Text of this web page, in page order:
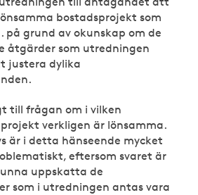
bostadsprojekt som
grund av okunskap om de
åtgärder som utredningen
justera dylika
till frågan om i vilken
verkligen är lönsamma.
är i detta hänseende mycket
eftersom svaret är
uppskatta de
som i utredningen antas vara